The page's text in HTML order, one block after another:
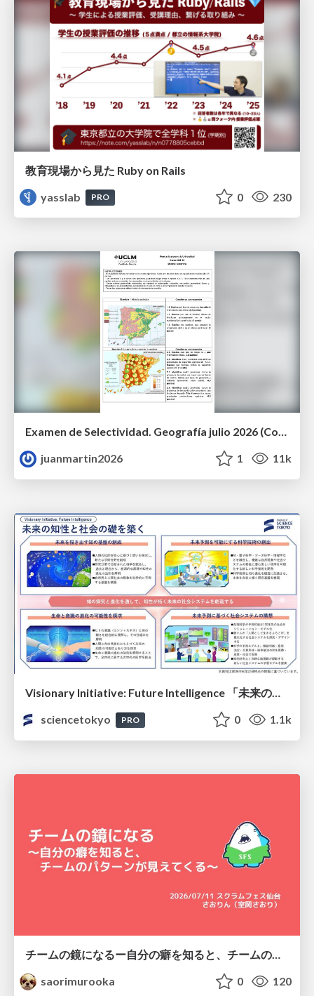
教育現場から見た Ruby on Rails
yasslab
PRO 0 230
Examen de Selectividad. Geografía julio 2026 (Convocatoria Extraordinaria). UCLM
juanmartin2026
1 11k
Visionary Initiative: Future Intelligence 「未来の知性と社会の礎を築く」｜Science Tokyo（東京科学大学）
sciencetokyo
PRO 0 1.1k
saorimurooka
0 120